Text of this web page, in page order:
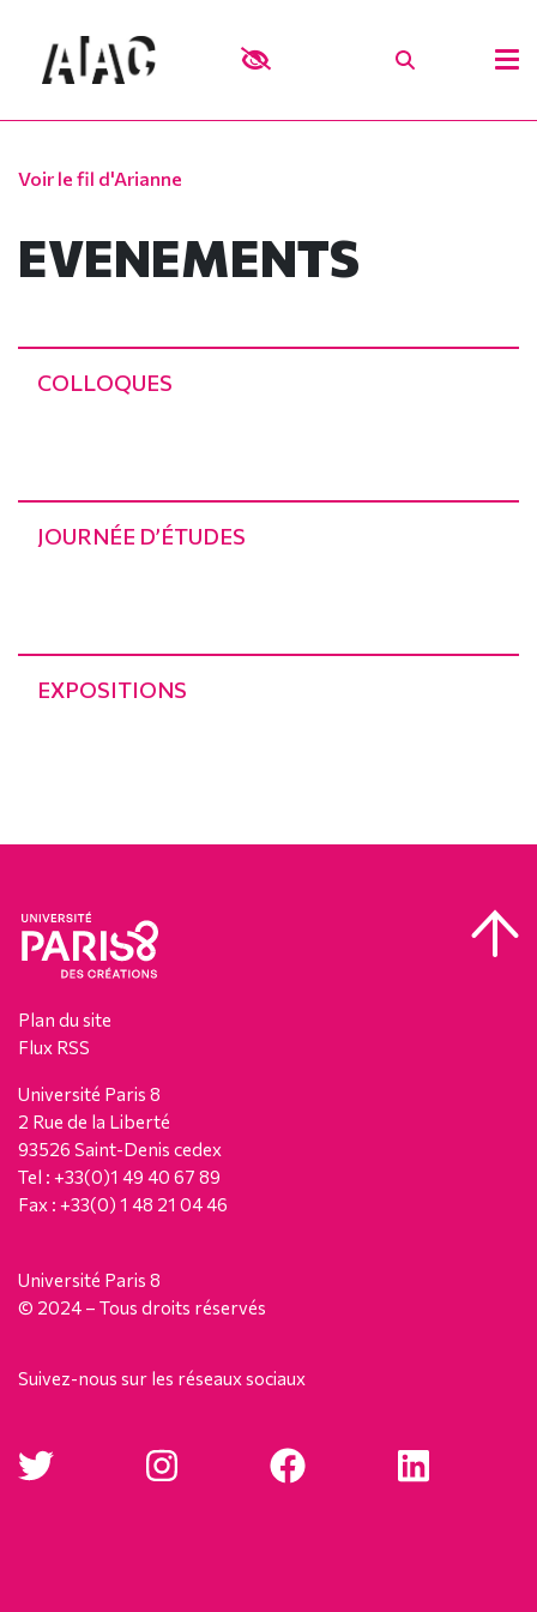
Voir le fil d'Arianne
EVENEMENTS
COLLOQUES
JOURNÉE D’ÉTUDES
EXPOSITIONS
Plan du site
Flux RSS
Université Paris 8
2 Rue de la Liberté
93526 Saint-Denis cedex
Tel : +33(0)1 49 40 67 89
Fax : +33(0) 1 48 21 04 46
Université Paris 8
© 2024 – Tous droits réservés
Suivez-nous sur les réseaux sociaux